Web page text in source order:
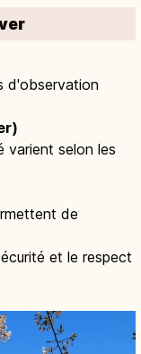
d'observation
varient selon les
de
et le respect